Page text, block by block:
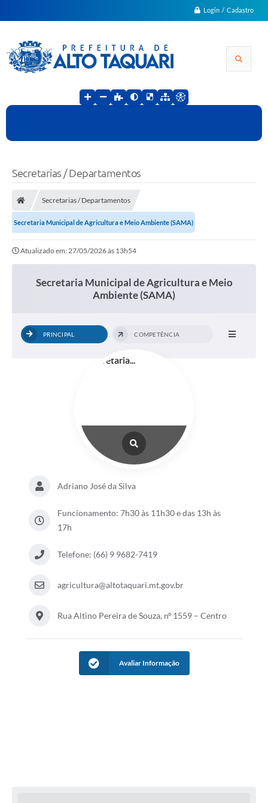
Login / Cadastro
Secretarias / Departamentos
Secretarias / Departamentos
Secretaria Municipal de Agricultura e Meio Ambiente (SAMA)
Atualizado em: 27/05/2026 às 13h54
Secretaria Municipal de Agricultura e Meio
Ambiente (SAMA)
PRINCIPAL COMPETÊNCIA
Adriano José da Silva
Funcionamento: 7h30 às 11h30 e das 13h às
17h
Telefone: (66) 9 9682-7419
agricultura@altotaquari.mt.gov.br
Rua Altino Pereira de Souza, nº 1559 – Centro
Avaliar Informação